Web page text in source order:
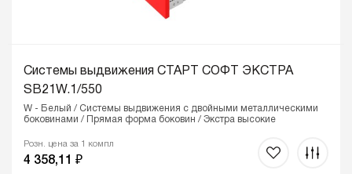
Системы выдвижения СТАРТ СОФТ ЭКСТРА
SB21W.1/550
W - Белый / Системы выдвижения с двойными металлическими
боковинами / Прямая форма боковин / Экстра высокие
Розн. цена за 1 компл
4 358,11 ₽